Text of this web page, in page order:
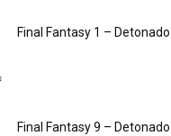
Final Fantasy 1 – Detonado
Final Fantasy 9 – Detonado